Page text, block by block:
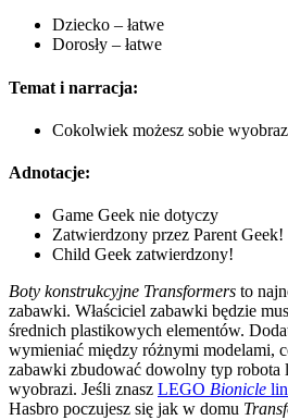
Dziecko – łatwe
Dorosły – łatwe
Temat i narracja:
Cokolwiek możesz sobie
Adnotacje:
Game Geek nie dotyczy
Zatwierdzony przez Parent Geek!
Child Geek zatwierdzony!
Boty konstrukcyjne Transformers to
zabawki. Właściciel zabawki będzie
średnich plastikowych elementów.
wymieniać między różnymi modelami,
zabawki zbudować dowolny typ robota
wyobrazi. Jeśli znasz LEGO Bionicle
Hasbro poczujesz się jak w domu